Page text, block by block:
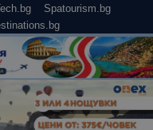
Spatourism.bg